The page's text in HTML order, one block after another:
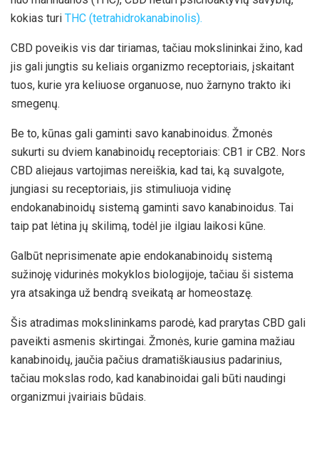
kokias turi THC (tetrahidrokanabinolis).
CBD poveikis vis dar tiriamas, tačiau mokslininkai žino, kad
jis gali jungtis su keliais organizmo receptoriais, įskaitant
tuos, kurie yra keliuose organuose, nuo žarnyno trakto iki
smegenų.
Be to, kūnas gali gaminti savo kanabinoidus. Žmonės
sukurti su dviem kanabinoidų receptoriais: CB1 ir CB2. Nors
CBD aliejaus vartojimas nereiškia, kad tai, ką suvalgote,
jungiasi su receptoriais, jis stimuliuoja vidinę
endokanabinoidų sistemą gaminti savo kanabinoidus. Tai
taip pat lėtina jų skilimą, todėl jie ilgiau laikosi kūne.
Galbūt neprisimenate apie endokanabinoidų sistemą
sužinoję vidurinės mokyklos biologijoje, tačiau ši sistema
yra atsakinga už bendrą sveikatą ar homeostazę.
Šis atradimas mokslininkams parodė, kad prarytas CBD gali
paveikti asmenis skirtingai. Žmonės, kurie gamina mažiau
kanabinoidų, jaučia pačius dramatiškiausius padarinius,
tačiau mokslas rodo, kad kanabinoidai gali būti naudingi
organizmui įvairiais būdais.